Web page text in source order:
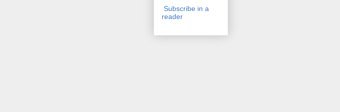
Subscribe in a
reader